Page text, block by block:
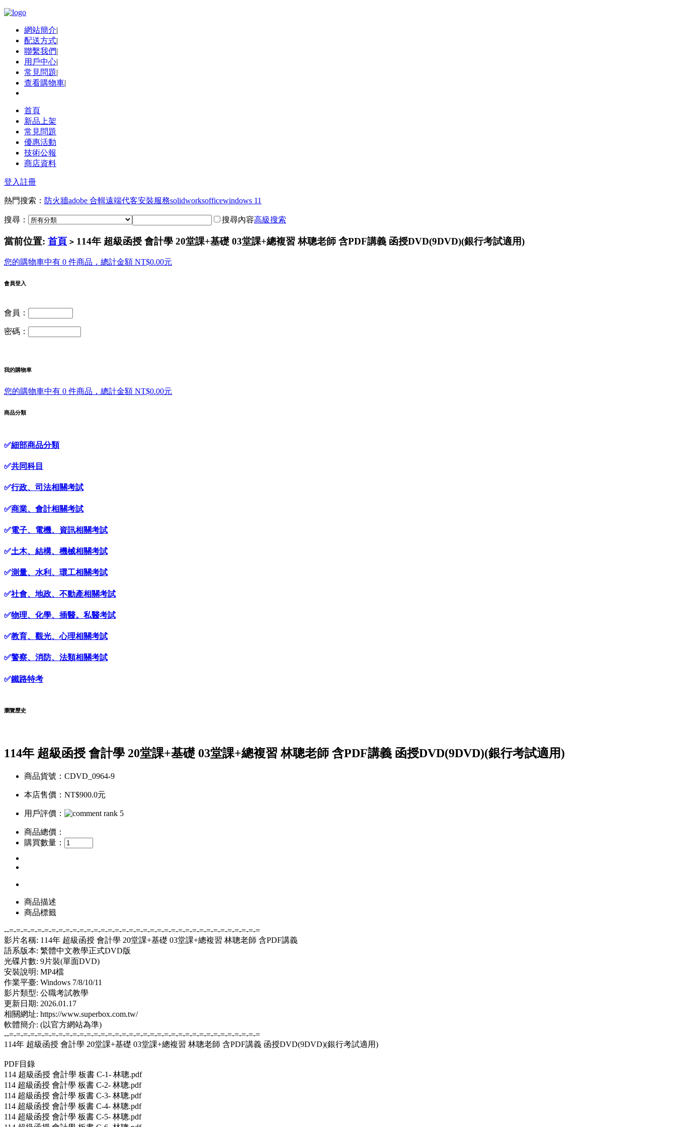
網站簡介|
配送方式|
聯繫我們|
用戶中心|
常見問題|
查看購物車|
首頁
新品上架
常見問題
優惠活動
技術公報
商店資料
登入註冊
熱門搜索： 防火牆adobe 合輯遠端代客安裝服務solidworksofficewindows 11
搜尋： 搜尋內容高級搜索
當前位置: 首頁 > 114年 超級函授 會計學 20堂課+基礎 03堂課+總複習 林聰老師 含PDF講義 函授DVD(9DVD)(銀行考試適用)
您的購物車中有 0 件商品，總計金額 NT$0.00元
會員登入
會員：
密碼：
我的購物車
您的購物車中有 0 件商品，總計金額 NT$0.00元
商品分類
✅細部商品分類
✅共同科目
✅行政、司法相關考試
✅商業、會計相關考試
✅電子、電機、資訊相關考試
✅土木、結構、機械相關考試
✅測量、水利、環工相關考試
✅社會、地政、不動產相關考試
✅物理、化學、插醫。私醫考試
✅教育、觀光、心理相關考試
✅警察、消防、法類相關考試
✅鐵路特考
瀏覽歷史
114年 超級函授 會計學 20堂課+基礎 03堂課+總複習 林聰老師 含PDF講義 函授DVD(9DVD)(銀行考試適用)
商品貨號：CDVD_0964-9
本店售價： NT$900.0元
用戶評價：
商品總價：
購買數量：
商品描述
商品標籤
--=-=-=-=-=-=-=-=-=-=-=-=-=-=-=-=-=-=-=-=-=-=-=-=-=-=-=-=-=-=-=-=-=-=-=-=
影片名稱: 114年 超級函授 會計學 20堂課+基礎 03堂課+總複習 林聰老師 含PDF講義
語系版本: 繁體中文教學正式DVD版
光碟片數: 9片裝(單面DVD)
安裝說明: MP4檔
作業平臺: Windows 7/8/10/11
影片類型: 公職考試教學
更新日期: 2026.01.17
相關網址: https://www.superbox.com.tw/
軟體簡介: (以官方網站為準)
--=-=-=-=-=-=-=-=-=-=-=-=-=-=-=-=-=-=-=-=-=-=-=-=-=-=-=-=-=-=-=-=-=-=-=-=
114年 超級函授 會計學 20堂課+基礎 03堂課+總複習 林聰老師 含PDF講義 函授DVD(9DVD)(銀行考試適用)
PDF目錄
114 超級函授 會計學 板書 C-1- 林聰.pdf
114 超級函授 會計學 板書 C-2- 林聰.pdf
114 超級函授 會計學 板書 C-3- 林聰.pdf
114 超級函授 會計學 板書 C-4- 林聰.pdf
114 超級函授 會計學 板書 C-5- 林聰.pdf